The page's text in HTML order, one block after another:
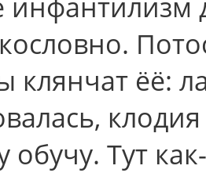
клянчат ёё:
обучу. Тут